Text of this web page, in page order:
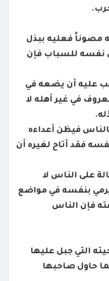
مصوناً فعليه ببذل
نفسه للسباب فإن
عليه أن يضعه في
في غير أهله لا
بالناس فيظن أعداءه
فقد أتاح لغيره أن
على الناس لا
يرمي بنفسه في مواضع
فإن الناس
التي جبل عليها
حاول صاحبها